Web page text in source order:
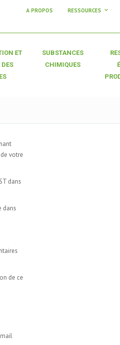
A PROPOS RESSOURCES
ET
SUBSTANCES
CHIMIQUES
votre
dans
dans
de ce